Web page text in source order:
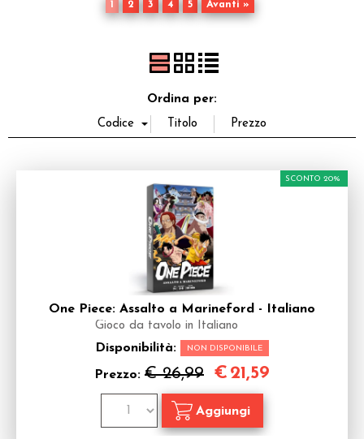
1
2 3 4 5 Avanti »
Ordina per:
One Piece: Assalto a Marineford - Italiano
Gioco da tavolo in Italiano
Disponibilità: NON DISPONIBILE
Prezzo: € 26,99
SCONTO 20%
€ 21,59